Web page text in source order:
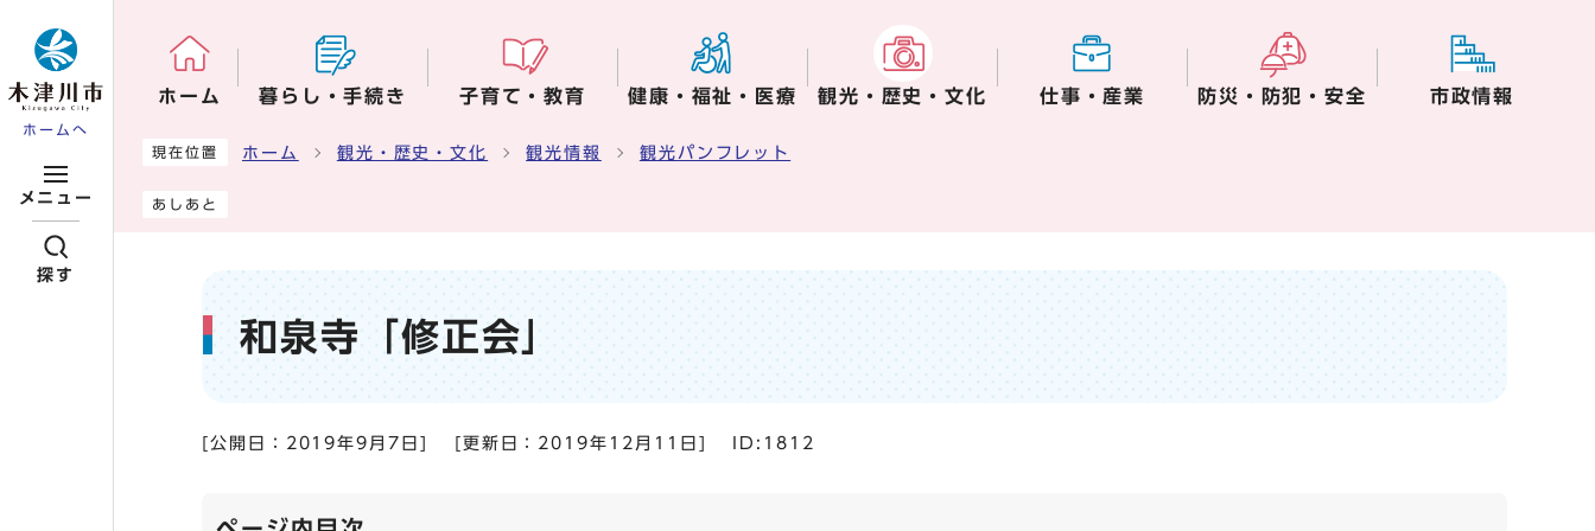
ホームへ
メニュー
探す
ホーム 暮らし・手続き 子育て・教育 健康・福祉・医療 観光・歴史・文化 仕事・産業 防災・防犯・安全 市政情報
ここから本文です
現在位置 ホーム 観光・歴史・文化 観光情報 観光パンフレット
あしあと
和泉寺「修正会」
[公開日： 2019年9月7日 [更新日： 2019年12月11日 ID:1812